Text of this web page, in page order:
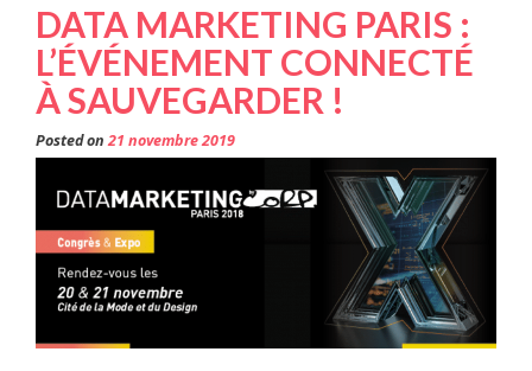
DATA MARKETING PARIS :
L’ÉVÉNEMENT CONNECTÉ
À SAUVEGARDER !
Posted on21 novembre 2019